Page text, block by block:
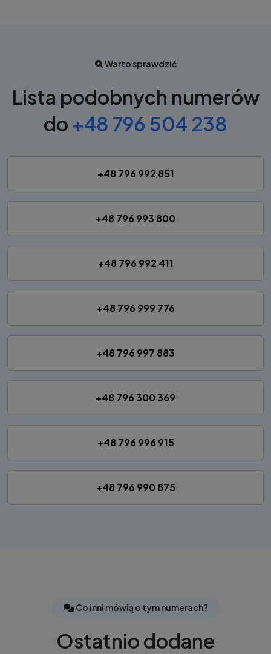
Warto sprawdzić
Lista podobnych numerów
do +48 796 504 238
+48 796 992 851
+48 796 993 800
+48 796 992 411
+48 796 999 776
+48 796 997 883
+48 796 300 369
+48 796 996 915
+48 796 990 875
Co inni mówią o tym numerach?
Ostatnio dodane